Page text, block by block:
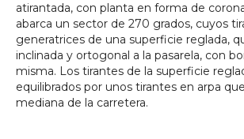
atirantada, con planta en forma de
abarca un sector de 270 grados, cuyos
generatrices de una superficie reglada,
inclinada y ortogonal a la pasarela, con
misma. Los tirantes de la superficie
equilibrados por unos tirantes en arpa
mediana de la carretera.